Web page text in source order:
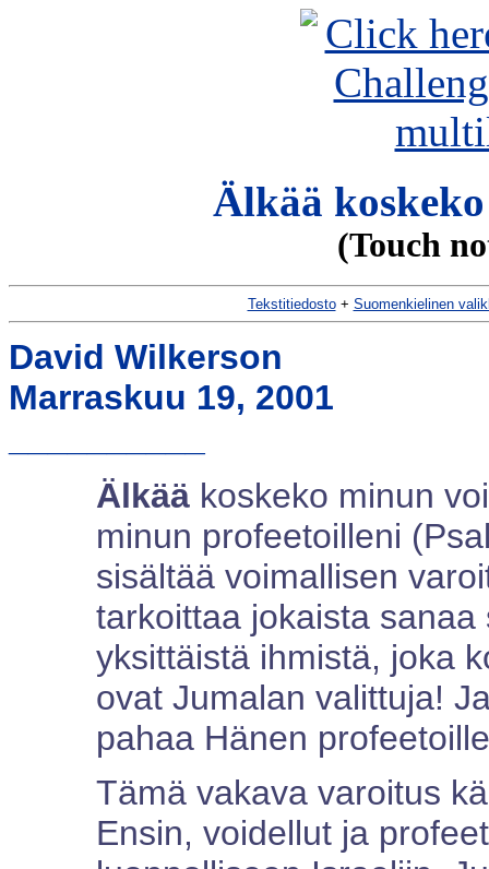
Älkää
(Touch
Tekstitiedosto+ Suomenkielinen
David Wilkerson
Marraskuu 19, 2001
Älkää koskeko minun
minun profeetoilleni
sisältää voimallisen
tarkoittaa jokaista
yksittäistä ihmistä, joka
ovat Jumalan valittuja!
pahaa Hänen
Tämä vakava varoitus
Ensin, voidellut ja